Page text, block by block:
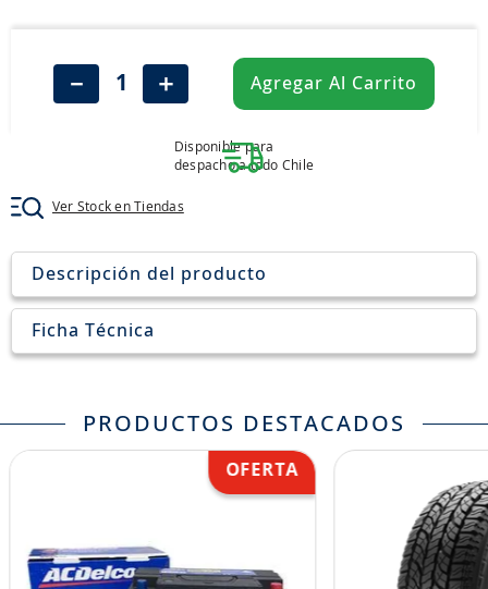
＋
－ Agregar Al Carrito
Disponible para
despacho a todo Chile
Ver Stock en Tiendas
Descripción del producto
Ficha Técnica
PRODUCTOS DESTACADOS
aceite